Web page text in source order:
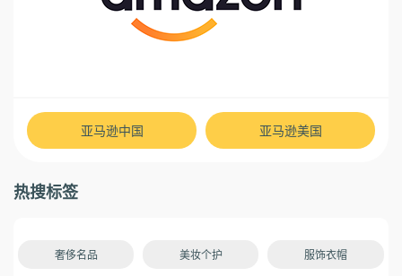
亚马逊中国 亚马逊美国
热搜标签
奢侈名品 美妆个护 服饰衣帽